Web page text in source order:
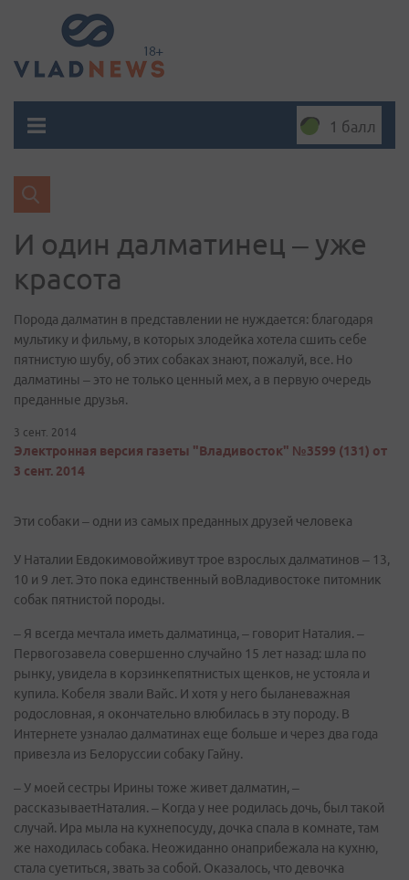
1 балл
И один далматинец – уже
красота
Порода далматин в представлении не нуждается: благодаря
мультику и фильму, в которых злодейка хотела сшить себе
пятнистую шубу, об этих собаках знают, пожалуй, все. Но
далматины – это не только ценный мех, а в первую очередь
преданные друзья.
3 сент. 2014
Электронная версия газеты "Владивосток" №3599 (131) от
3 сент. 2014
Эти собаки – одни из самых преданных друзей человека
У Наталии Евдокимовойживут трое взрослых далматинов – 13,
10 и 9 лет. Это пока единственный воВладивостоке питомник
собак пятнистой породы.
– Я всегда мечтала иметь далматинца, – говорит Наталия. –
Первогозавела совершенно случайно 15 лет назад: шла по
рынку, увидела в корзинкепятнистых щенков, не устояла и
купила. Кобеля звали Вайс. И хотя у него быланеважная
родословная, я окончательно влюбилась в эту породу. В
Интернете узналао далматинах еще больше и через два года
привезла из Белоруссии собаку Гайну.
– У моей сестры Ирины тоже живет далматин, –
рассказываетНаталия. – Когда у нее родилась дочь, был такой
случай. Ира мыла на кухнепосуду, дочка спала в комнате, там
же находилась собака. Неожиданно онаприбежала на кухню,
стала суетиться, звать за собой. Оказалось, что девочка